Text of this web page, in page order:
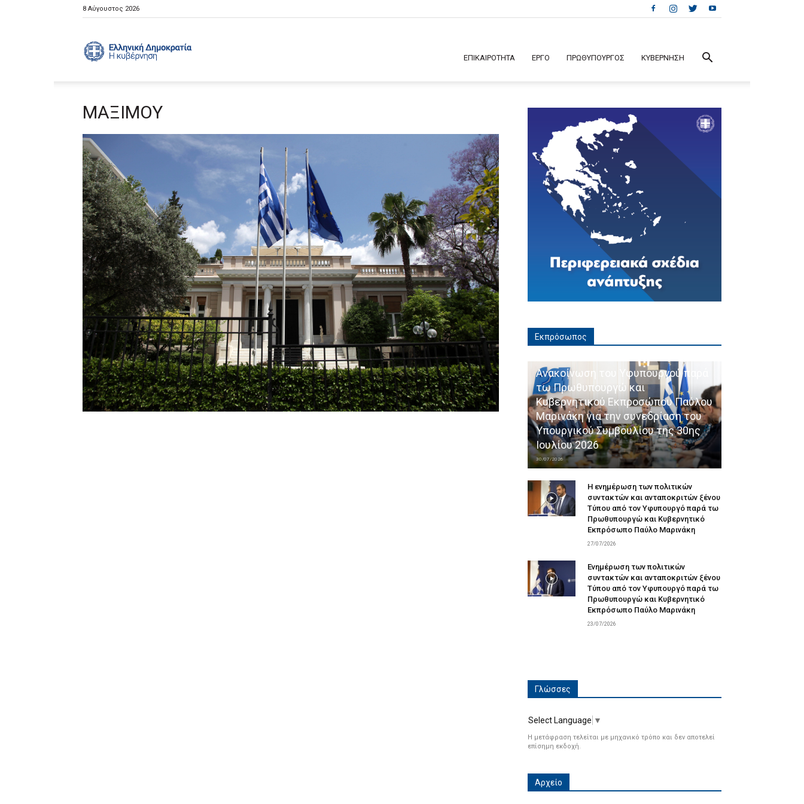
8 Αύγουστος 2026
ΕΠΙΚΑΙΡΟΤΗΤΑ ΕΡΓΟ ΠΡΩΘΥΠΟΥΡΓΟΣ ΚΥΒΕΡΝΗΣΗ
ΜΑΞΙΜΟΥ
Εκπρόσωπος
Ανακοίνωση του Υφυπουργού παρά
τω Πρωθυπουργώ και
Κυβερνητικού Εκπροσώπου Παύλου
Μαρινάκη για την συνεδρίαση του
Υπουργικού Συμβουλίου της 30ης
Ιουλίου 2026
30/07/2026
Η ενημέρωση των πολιτικών
συντακτών και ανταποκριτών ξένου
Τύπου από τον Υφυπουργό παρά τω
Πρωθυπουργώ και Κυβερνητικό
Εκπρόσωπο Παύλο Μαρινάκη
27/07/2026
Ενημέρωση των πολιτικών
συντακτών και ανταποκριτών ξένου
Τύπου από τον Υφυπουργό παρά τω
Πρωθυπουργώ και Κυβερνητικό
Εκπρόσωπο Παύλο Μαρινάκη
23/07/2026
Γλώσσες
Select Language ▼
Η μετάφραση τελείται με μηχανικό τρόπο και δεν αποτελεί
επίσημη εκδοχή.
Αρχείο